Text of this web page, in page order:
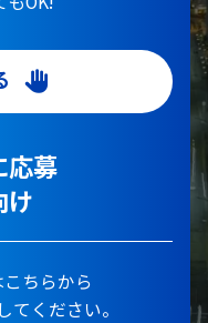
応募
け
ちらから
ください。